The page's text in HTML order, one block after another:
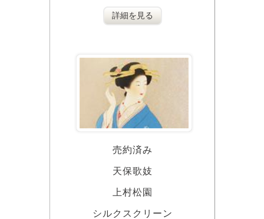
詳細を見る
売約済み
天保歌妓
上村松園
シルクスクリーン